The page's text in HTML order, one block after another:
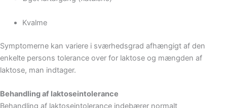
Kvalme
Symptomerne kan variere i sværhedsgrad afhængigt af den
enkelte persons tolerance over for laktose og mængden af
laktose, man indtager.
Behandling af laktoseintolerance
Behandling af laktoseintolerance indebærer normalt